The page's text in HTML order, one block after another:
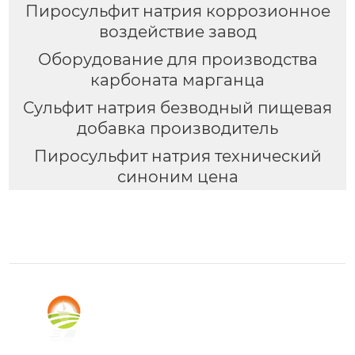
Пиросульфит натрия коррозионное
воздействие завод
Оборудование для производства
карбоната марганца
Сульфит натрия безводный пищевая
добавка производитель
Пиросульфит натрия технический
синоним цена